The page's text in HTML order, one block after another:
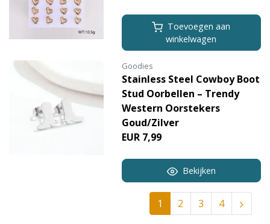
Toevoegen aan
winkelwagen
Goodies
Stainless Steel Cowboy Boot
Stud Oorbellen – Trendy
Western Oorstekers
Goud/Zilver
EUR 7,99
Bekijken
1 2 3 4